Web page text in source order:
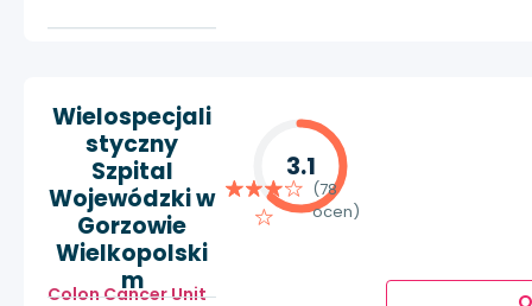
Wielospecjali
styczny
Szpital
Wojewódzki w
Gorzowie
Wielkopolski
m
Colon Cancer Unit
3.1
(78
ocen)